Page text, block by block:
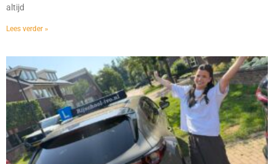
altijd
Lees verder »